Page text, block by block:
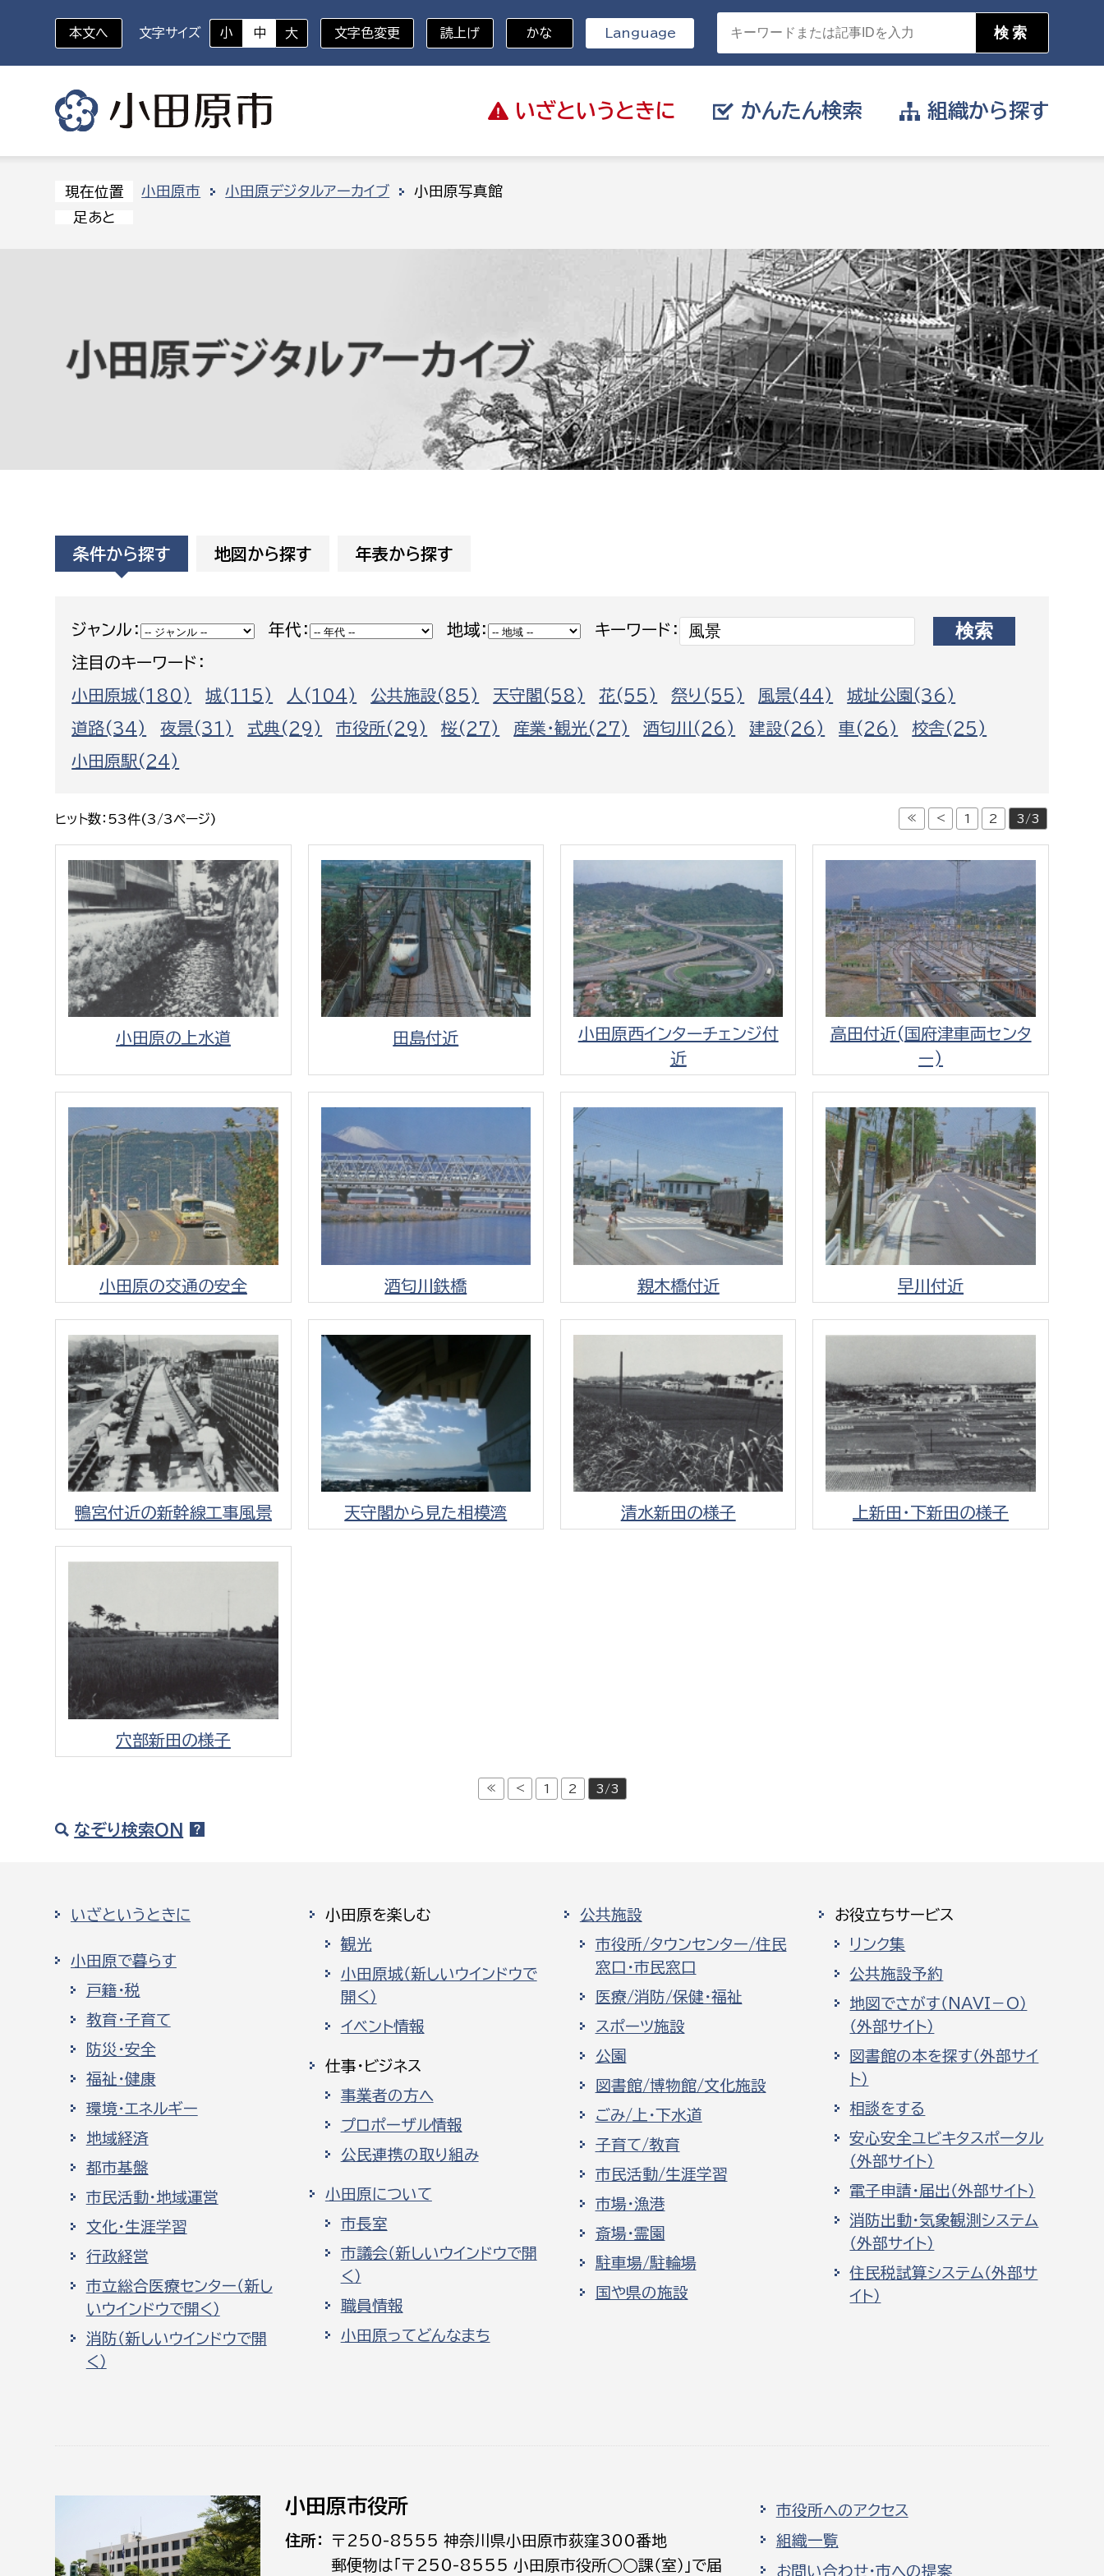
いざと いうときに
いざというときに
防災・ハザードマップ 避難場所 消防
かんたん検索
対象者を選択
小・中学生
高校生・大学生など
障がい者
傷病者
事業者
労働者
求職者
外国人
ペット
分野を選択
教育・子育て
防災・安全
福祉・健康
文化・生涯学習
行政経営
病院
市議会
届け出や申請をしたい
証明書がほしい
相談をしたい
支払いをしたい
イベント・講座などに参加したい
組織から探す
組織から探す
部に属さない室
デジタル推進課
職員課
財産管理課
契約検査課
市税総務課
市民税課
資産税課
事業課
地域安全課
人権・男女共同参画課
スポーツ課
福祉健康部
福祉政策課
高齢介護課
保険課
健康づくり課
子ども若者部 経済部 都市部
地域交通課
開発審査課
建設部
建設政策課
国県事業推進課
土木管理課
みどり公園課
会計管理者
出納室
市立総合医療センター
患者サポートセンター
病院管理局：経営管理課
病院管理局：施設用度課
病院管理局：医事課
消防
消防総務課
予防課
警防計画課
情報司令課
消防課
警防第1課
警防第2課
上下水道局
経営総務課
給排水業務課
水道整備課
下水道整備課
浄水管理課
教育部
保健給食課
教育指導課
選挙管理委員会事務局
選挙管理委員会事務局
監査事務局
監査事務局
農業委員会事務局
農業委員会事務局
議会局
議会総務課
本文へ 文字サイズ 小 中 大 文字色変更 読上げ かな Language
現在位置 小田原市 小田原デジタルアーカイブ
小田原写真館
足あと
条件から探す 地図から探す 年表から探す
ジャンル： 年代： 地域： キーワード：
注目のキーワード：
小田原城(180)
城(115) 人(104) 公共施設(85) 天守閣(58) 花(55) 祭り(55) 風景(44)
城址公園(36)
道路(34)
夜景(31) 式典(29) 市役所(29) 桜(27) 産業・観光(27) 酒匂川(26) 建設(26) 車(26)
校舎(25)
小田原駅(24)
ヒット数：53件(3/3ページ) ≪ < 1 2 3/3
小田原の上水道 田島付近
小田原西インターチェンジ付
近
高田付近(国府津車両センタ
ー)
小田原の交通の安全 酒匂川鉄橋 親木橋付近 早川付近
鴨宮付近の新幹線工事風景 天守閣から見た相模湾 清水新田の様子 上新田・下新田の様子
穴部新田の様子
≪ < 1 2 3/3
なぞり検索ON
いざというときに
小田原で暮らす
戸籍・税
教育・子育て
防災・安全
福祉・健康
環境・エネルギー
地域経済
都市基盤
市民活動・地域運営
文化・生涯学習
行政経営
市立総合医療センター（新し
いウインドウで開く）
消防（新しいウインドウで開
く）
小田原を楽しむ
観光
小田原城（新しいウインドウで
開く）
イベント情報
仕事・ビジネス
事業者の方へ
プロポーザル情報
公民連携の取り組み
小田原について
市長室
市議会（新しいウインドウで開
く）
職員情報
小田原ってどんなまち
公共施設
市役所/タウンセンター/住民
窓口・市民窓口
医療/消防/保健・福祉
スポーツ施設
公園
図書館/博物館/文化施設
ごみ/上・下水道
子育て/教育
市民活動/生涯学習
市場・漁港
斎場・霊園
駐車場/駐輪場
国や県の施設
お役立ちサービス
リンク集
公共施設予約
地図でさがす（NAVI－O）
（外部サイト）
図書館の本を探す（外部サイ
ト）
相談をする
安心安全ユビキタスポータル
（外部サイト）
電子申請・届出（外部サイト）
消防出動・気象観測システム
（外部サイト）
住民税試算システム（外部サ
イト）
小田原市役所
住所
〒250-8555 神奈川県小田原市荻窪300番地
郵便物は「〒250-8555 小田原市役所○○課（室）」で届
市役所へのアクセス
組織一覧
お問い合わせ・市への提案